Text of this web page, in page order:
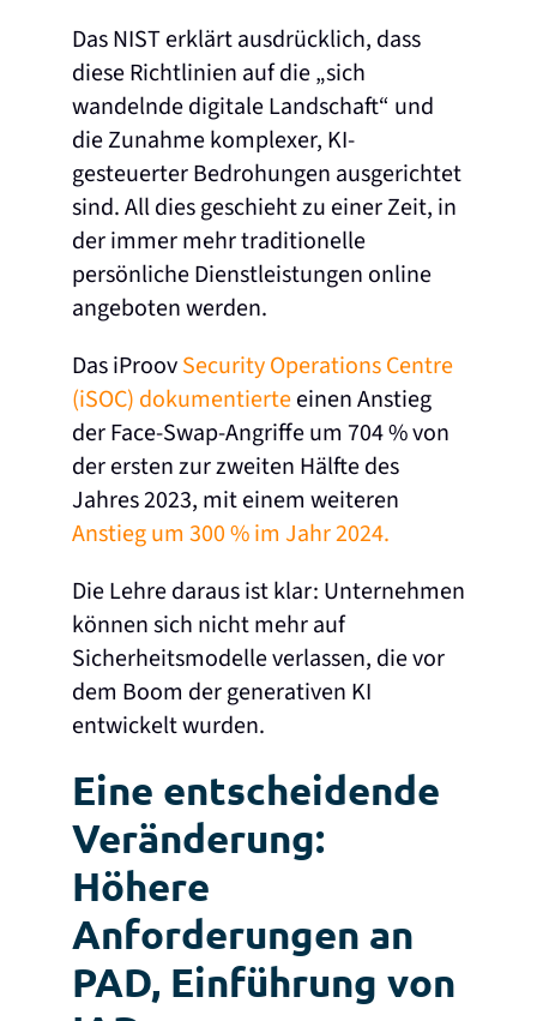
Das NIST erklärt ausdrücklich, dass
diese Richtlinien auf die „sich
wandelnde digitale Landschaft“ und
die Zunahme komplexer, KI-
gesteuerter Bedrohungen ausgerichtet
sind. All dies geschieht zu einer Zeit, in
der immer mehr traditionelle
persönliche Dienstleistungen online
angeboten werden.
Das iProovSecurity Operations Centre
(iSOC) dokumentierteeinen Anstieg
der Face-Swap-Angriffe um 704 % von
der ersten zur zweiten Hälfte des
Jahres 2023, mit einem weiteren
Anstieg um 300 % im Jahr 2024.
Die Lehre daraus ist klar: Unternehmen
können sich nicht mehr auf
Sicherheitsmodelle verlassen, die vor
dem Boom der generativen KI
entwickelt wurden.
Eine entscheidende
Veränderung:
Höhere
Anforderungen an
PAD, Einführung von